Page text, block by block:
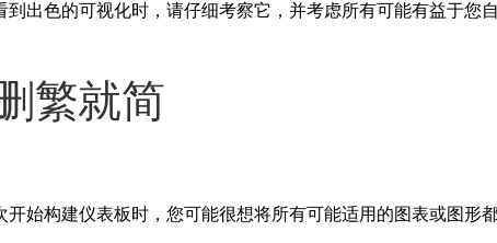
到出色的可视化时，请仔细考察它，并考虑所有可能有益于您
繁就简
开始构建仪表板时，您可能很想将所有可能适用的图表或图形